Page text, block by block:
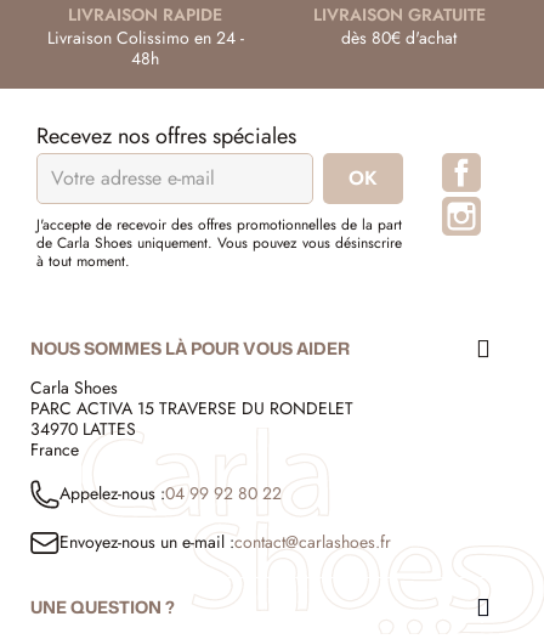
LIVRAISON RAPIDE
Livraison Colissimo en 24 -
48h
LIVRAISON GRATUITE
dès 80€ d'achat
Recevez nos offres spéciales
J'accepte de recevoir des offres promotionnelles de la part
de Carla Shoes uniquement. Vous pouvez vous désinscrire
à tout moment.
NOUS SOMMES LÀ POUR VOUS AIDER
Carla Shoes
PARC ACTIVA 15 TRAVERSE DU RONDELET
34970 LATTES
France
Appelez-nous :04 99 92 80 22
Envoyez-nous un e-mail :contact@carlashoes.fr
UNE QUESTION ?